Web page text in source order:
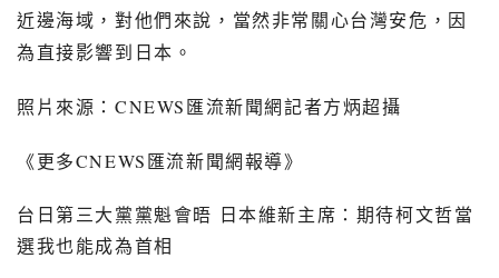
近邊海域，對他們來說，當然非常關心台灣安危，因
為直接影響到日本。
照片來源： CNEWS匯流新聞網記者方炳超攝
《更多CNEWS匯流新聞網報導》
台日第三大黨黨魁會晤 日本維新主席：期待柯文哲當
選我也能成為首相